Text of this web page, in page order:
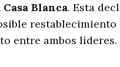
Blanca. Esta
restablecimiento
entre ambos líderes.